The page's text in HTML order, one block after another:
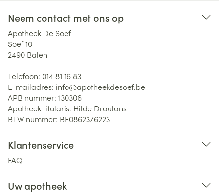
Neem contact met ons op
Apotheek De Soef
Soef 10
2490 Balen
Telefoon: 014 81 16 83
E-mailadres: info@apotheekdesoef.be
APB nummer: 130306
Apotheek titularis: Hilde Draulans
BTW nummer: BE0862376223
Klantenservice
FAQ
Uw apotheek